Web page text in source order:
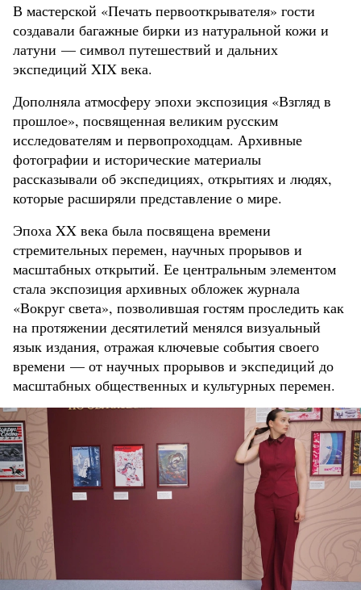
В мастерской «Печать первооткрывателя» гости
создавали багажные бирки из натуральной кожи и
латуни — символ путешествий и дальних
экспедиций XIX века.
Дополняла атмосферу эпохи экспозиция «Взгляд в
прошлое», посвященная великим русским
исследователям и первопроходцам. Архивные
фотографии и исторические материалы
рассказывали об экспедициях, открытиях и людях,
которые расширяли представление о мире.
Эпоха XX века была посвящена времени
стремительных перемен, научных прорывов и
масштабных открытий. Ее центральным элементом
стала экспозиция архивных обложек журнала
«Вокруг света», позволившая гостям проследить как
на протяжении десятилетий менялся визуальный
язык издания, отражая ключевые события своего
времени — от научных прорывов и экспедиций до
масштабных общественных и культурных перемен.